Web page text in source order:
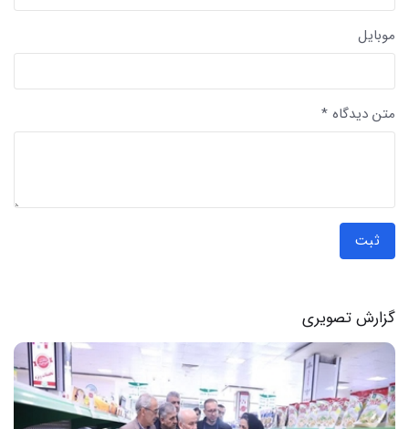
موبایل
متن دیدگاه *
ثبت
گزارش تصویری